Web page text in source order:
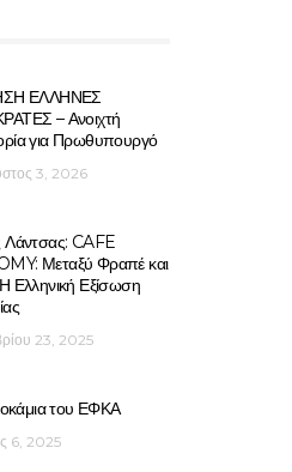
ΕΛΛΗΝΕΣ
– Ανοιχτή
για Πρωθυπουργό
3, 2026
CAFE
Μεταξύ Φραπέ και
Ελληνική Εξίσωση
23, 2025
του ΕΦΚΑ
6, 2025